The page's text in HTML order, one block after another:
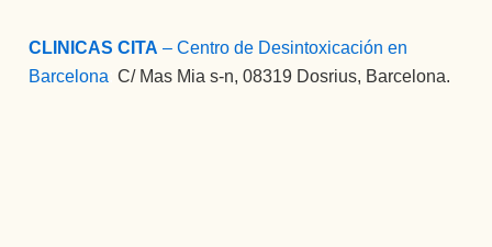
CLINICAS CITA – Centro de Desintoxicación en
Barcelona :C/ Mas Mia s-n, 08319 Dosrius, Barcelona.